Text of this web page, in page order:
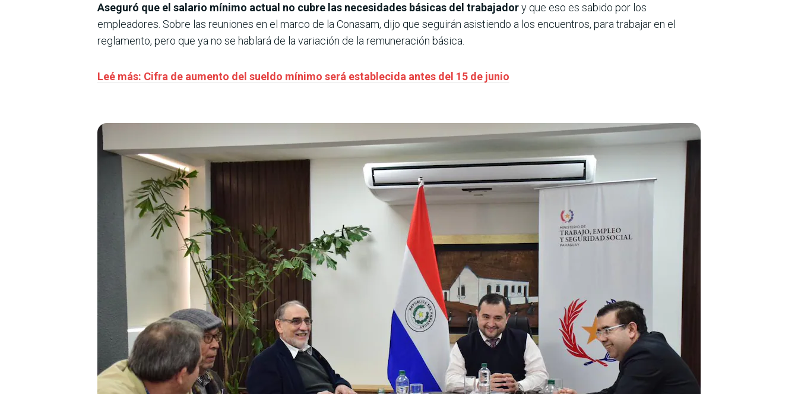
Aseguró que el salario mínimo actual no cubre las necesidades básicas del trabajadory que eso es sabido por los
empleadores. Sobre las reuniones en el marco de la Conasam, dijo que seguirán asistiendo a los encuentros, para trabajar en el
reglamento, pero que ya no se hablará de la variación de la remuneración básica.
Leé más: Cifra de aumento del sueldo mínimo será establecida antes del 15 de junio